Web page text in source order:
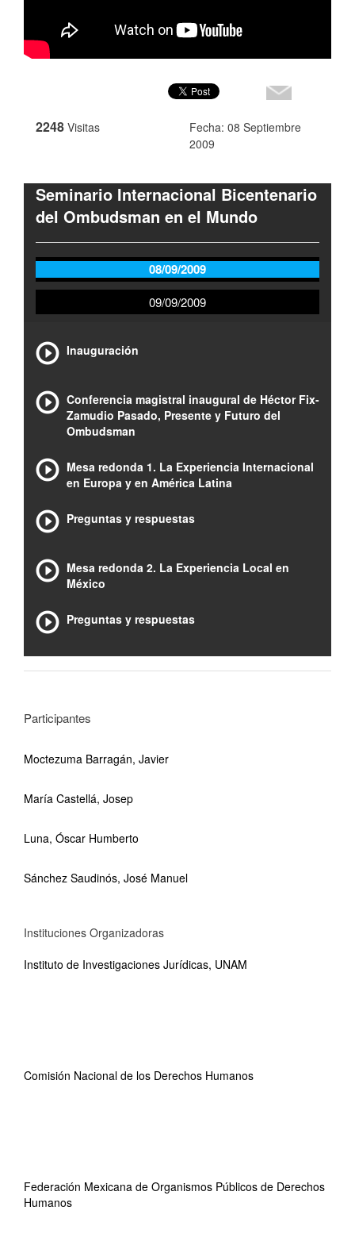
2248 Visitas
Fecha: 08 Septiembre
2009
Seminario Internacional Bicentenario
del Ombudsman en el Mundo
08/09/2009
09/09/2009
Inauguración
Conferencia magistral inaugural de Héctor Fix-
Zamudio Pasado, Presente y Futuro del
Ombudsman
Mesa redonda 1. La Experiencia Internacional
en Europa y en América Latina
Preguntas y respuestas
Mesa redonda 2. La Experiencia Local en
México
Preguntas y respuestas
Participantes
Moctezuma Barragán, Javier
María Castellá, Josep
Luna, Óscar Humberto
Sánchez Saudinós, José Manuel
Instituciones Organizadoras
Instituto de Investigaciones Jurídicas, UNAM
Comisión Nacional de los Derechos Humanos
Federación Mexicana de Organismos Públicos de Derechos
Humanos